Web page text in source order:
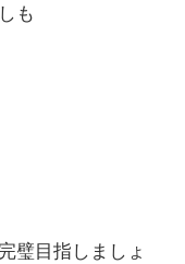
も
璧目指しましょ